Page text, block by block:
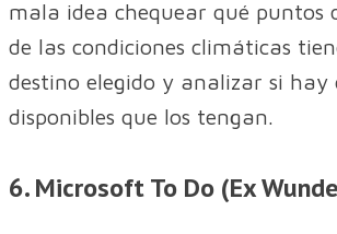
mala idea chequear qué puntos
de las condiciones climáticas
destino elegido y analizar si hay
disponibles que los tengan.
6. Microsoft To Do (Ex